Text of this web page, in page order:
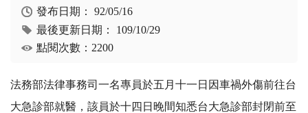
發布日期：92/05/16
最後更新日期： 109/10/29
點閱次數：2200
法務部法律事務司一名專員於五月十一日因車禍外傷前往台
大急診部就醫，該員於十四日晚間知悉台大急診部封閉前至